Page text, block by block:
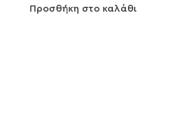
Προσθήκη στο καλάθι